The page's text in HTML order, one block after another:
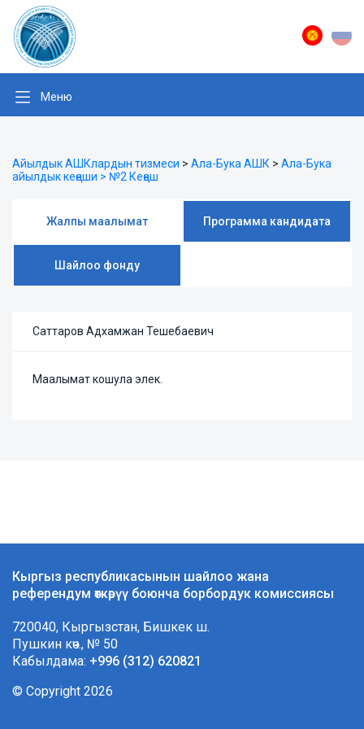
Меню
Айылдык АШКлардын тизмеси > Ала-Бука АШК > Ала-Бука
айылдык кеңеши > №2 Кеңеш
Жалпы маалымат Программа кандидата
Шайлоо фонду
Саттаров Адхамжан Тешебаевич
Маалымат кошула элек.
Кыргыз республикасынын шайлоо жана
референдум өткөрүү боюнча борбордук комиссиясы
720040, Кыргызстан, Бишкек ш.
Пушкин көч., № 50
Кабылдама: +996 (312) 620821
© Copyright 2026